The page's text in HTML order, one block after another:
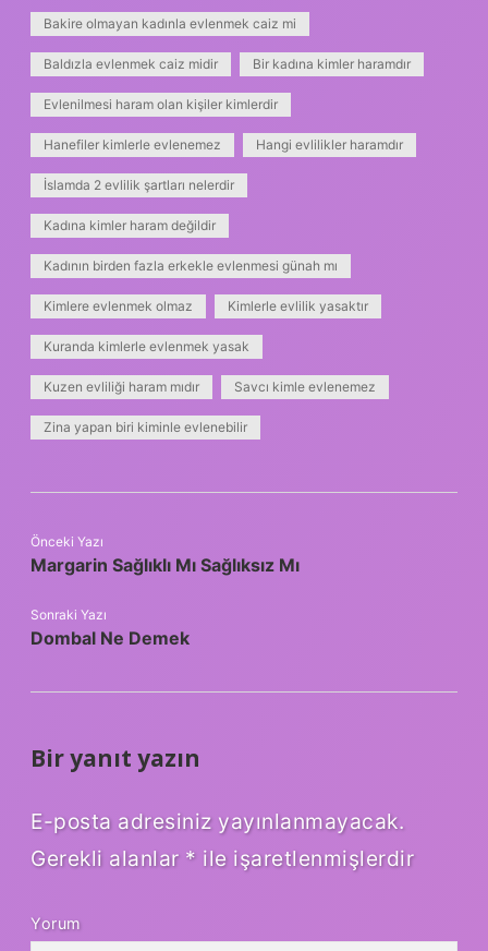
Bakire olmayan kadınla evlenmek caiz mi
Baldızla evlenmek caiz midir Bir kadına kimler haramdır
Evlenilmesi haram olan kişiler kimlerdir
Hanefiler kimlerle evlenemez Hangi evlilikler haramdır
İslamda 2 evlilik şartları nelerdir
Kadına kimler haram değildir
Kadının birden fazla erkekle evlenmesi günah mı
Kimlere evlenmek olmaz Kimlerle evlilik yasaktır
Kuranda kimlerle evlenmek yasak
Kuzen evliliği haram mıdır Savcı kimle evlenemez
Zina yapan biri kiminle evlenebilir
Önceki Yazı
Margarin Sağlıklı Mı Sağlıksız Mı
Sonraki Yazı
Dombal Ne Demek
Bir yanıt yazın
E-posta adresiniz yayınlanmayacak.
Gerekli alanlar * ile işaretlenmişlerdir
Yorum